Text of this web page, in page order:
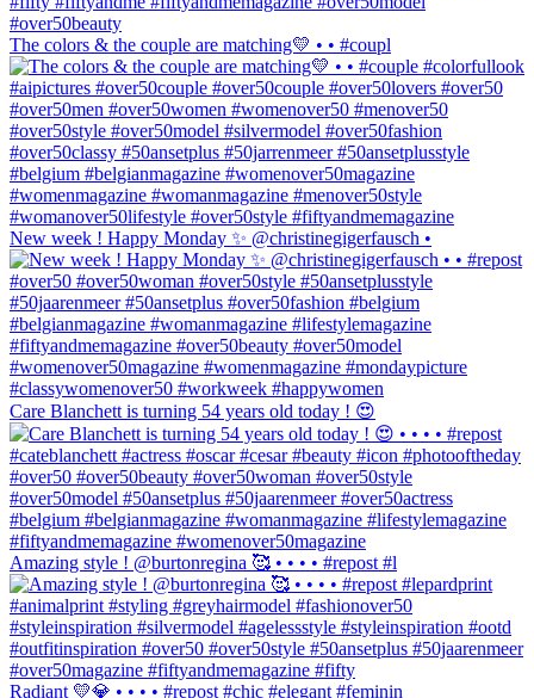
The colors & the couple are matching💛 • • #coupl
New week ! Happy Monday ✨ @christinegigerfausch •
Care Blanchett is turning 54 years old today ! 😍
Amazing style ! @burtonregina 🥰 • • • • #repost #l
Radiant 💛💎 • • • • #repost #chic #elegant #feminin